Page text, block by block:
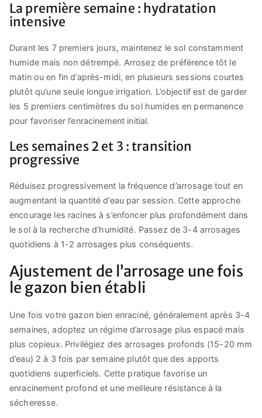
La première semaine : hydratation
intensive
Durant les 7 premiers jours, maintenez le sol constamment
humide mais non détrempé. Arrosez de préférence tôt le
matin ou en fin d’après-midi, en plusieurs sessions courtes
plutôt qu’une seule longue irrigation. L’objectif est de garder
les 5 premiers centimètres du sol humides en permanence
pour favoriser l’enracinement initial.
Les semaines 2 et 3 : transition
progressive
Réduisez progressivement la fréquence d’arrosage tout en
augmentant la quantité d’eau par session. Cette approche
encourage les racines à s’enfoncer plus profondément dans
le sol à la recherche d’humidité. Passez de 3-4 arrosages
quotidiens à 1-2 arrosages plus conséquents.
Ajustement de l’arrosage une fois
le gazon bien établi
Une fois votre gazon bien enraciné, généralement après 3-4
semaines, adoptez un régime d’arrosage plus espacé mais
plus copieux. Privilégiez des arrosages profonds (15-20 mm
d’eau) 2 à 3 fois par semaine plutôt que des apports
quotidiens superficiels. Cette pratique favorise un
enracinement profond et une meilleure résistance à la
sécheresse.